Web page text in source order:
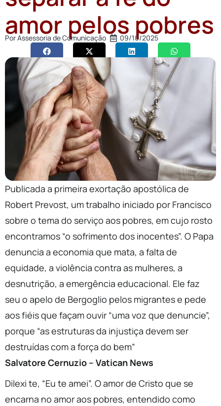
amor pelos pobres
PorAssessoria de Comunicação 09/10/2025
Publicada a primeira exortação apostólica de
Robert Prevost, um trabalho iniciado por Francisco
sobre o tema do serviço aos pobres, em cujo rosto
encontramos “o sofrimento dos inocentes”. O Papa
denuncia a economia que mata, a falta de
equidade, a violência contra as mulheres, a
desnutrição, a emergência educacional. Ele faz
seu o apelo de Bergoglio pelos migrantes e pede
aos fiéis que façam ouvir “uma voz que denuncie”,
porque “as estruturas da injustiça devem ser
destruídas com a força do bem”
Salvatore Cernuzio – Vatican News
Dilexi te, “Eu te amei”. O amor de Cristo que se
encarna no amor aos pobres, entendido como